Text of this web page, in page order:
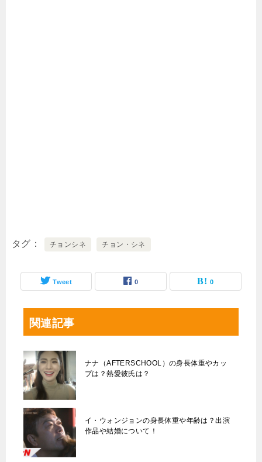
タグ チョンシネ チョン・シネ
Tweet 0 0
関連記事
ナナ（AFTERSCHOOL）の身長体重やカッ
プは？熱愛彼氏は？
イ・ウォンジョンの身長体重や年齢は？出演
作品や結婚について！